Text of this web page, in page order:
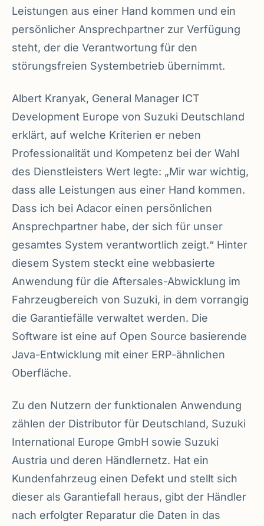
Leistungen aus einer Hand kommen und ein
persönlicher Ansprechpartner zur Verfügung
steht, der die Verantwortung für den
störungsfreien Systembetrieb übernimmt.
Albert Kranyak, General Manager ICT
Development Europe von Suzuki Deutschland
erklärt, auf welche Kriterien er neben
Professionalität und Kompetenz bei der Wahl
des Dienstleisters Wert legte: „Mir war wichtig,
dass alle Leistungen aus einer Hand kommen.
Dass ich bei Adacor einen persönlichen
Ansprechpartner habe, der sich für unser
gesamtes System verantwortlich zeigt.“ Hinter
diesem System steckt eine webbasierte
Anwendung für die Aftersales-Abwicklung im
Fahrzeugbereich von Suzuki, in dem vorrangig
die Garantiefälle verwaltet werden. Die
Software ist eine auf Open Source basierende
Java-Entwicklung mit einer ERP-ähnlichen
Oberfläche.
Zu den Nutzern der funktionalen Anwendung
zählen der Distributor für Deutschland, Suzuki
International Europe GmbH sowie Suzuki
Austria und deren Händlernetz. Hat ein
Kundenfahrzeug einen Defekt und stellt sich
dieser als Garantiefall heraus, gibt der Händler
nach erfolgter Reparatur die Daten in das